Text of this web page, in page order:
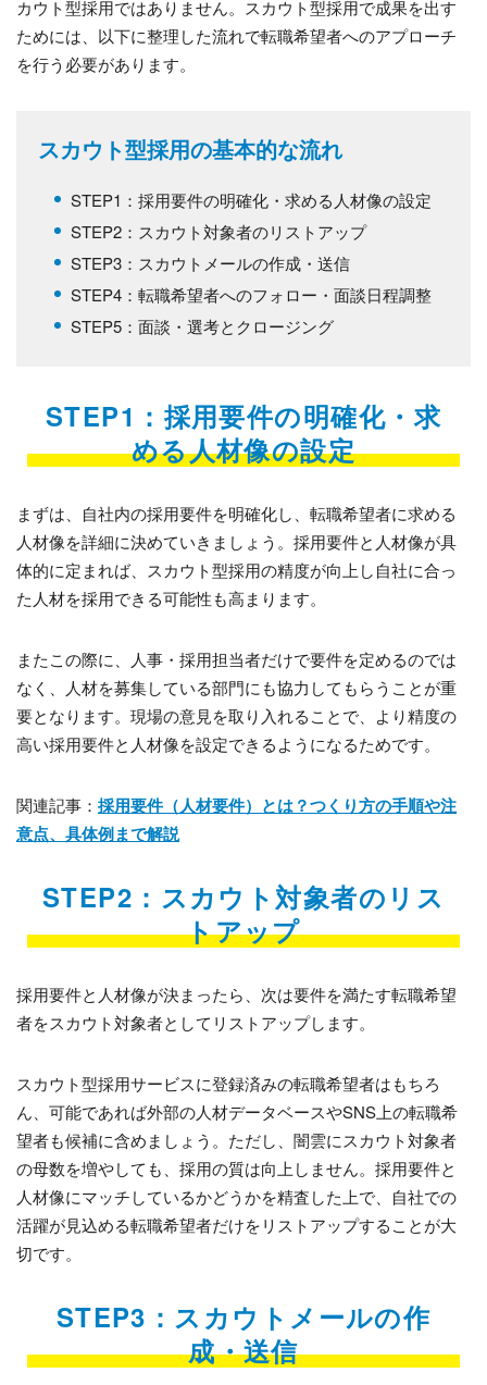
カウト型採用ではありません。スカウト型採用で成果を出す
ためには、以下に整理した流れで転職希望者へのアプローチ
を行う必要があります。
スカウト型採用の基本的な流れ
STEP1：採用要件の明確化・求める人材像の設定
STEP2：スカウト対象者のリストアップ
STEP3：スカウトメールの作成・送信
STEP4：転職希望者へのフォロー・面談日程調整
STEP5：面談・選考とクロージング
STEP1：採用要件の明確化・求
める人材像の設定
まずは、自社内の採用要件を明確化し、転職希望者に求める
人材像を詳細に決めていきましょう。採用要件と人材像が具
体的に定まれば、スカウト型採用の精度が向上し自社に合っ
た人材を採用できる可能性も高まります。
またこの際に、人事・採用担当者だけで要件を定めるのでは
なく、人材を募集している部門にも協力してもらうことが重
要となります。現場の意見を取り入れることで、より精度の
高い採用要件と人材像を設定できるようになるためです。
関連記事： 採用要件（人材要件）とは？つくり方の手順や注
意点、具体例まで解説
STEP2：スカウト対象者のリス
トアップ
採用要件と人材像が決まったら、次は要件を満たす転職希望
者をスカウト対象者としてリストアップします。
スカウト型採用サービスに登録済みの転職希望者はもちろ
ん、可能であれば外部の人材データベースやSNS上の転職希
望者も候補に含めましょう。ただし、闇雲にスカウト対象者
の母数を増やしても、採用の質は向上しません。採用要件と
人材像にマッチしているかどうかを精査した上で、自社での
活躍が見込める転職希望者だけをリストアップすることが大
切です。
STEP3：スカウトメールの作
成・送信